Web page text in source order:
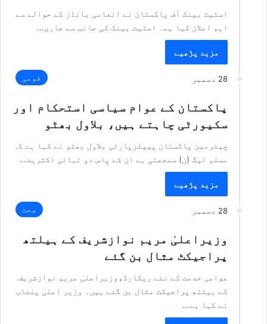
اسٹیٹ بینک آف پاکستان نے انعامی بانڈز کے حوالے سے
اہم اعلان کیا ہے۔ اسٹیٹ بینک کی جانب سے جاری…
مزید پڑھیے
28 دسمبر قومی
پاکستان کے عوام سیاسی استحکام اور
سکیورٹی چاہتے ہیں، بلاول بھٹو
چیئرمین پاکستان پیپلزپارٹی بلاول بھٹو نے کہا ہے کہ
مسلم لیگ (ن) سمجھتی ہے ان کے پاس دو تہائی اکثریت…
مزید پڑھیے
28 دسمبر صحت
وزیراعلیٰ مریم نوازشریف کے ہیلتھ
پراجیکٹ مثال بن گئے
عوامی خدمت کے نئے ریکارڈ،وزیراعلیٰ مریم نوازشریف
کے ہیلتھ پراجیکٹ مثال بن گئے ہیں۔ وزیر اعلیٰ پنجاب
نے کہا ہے…